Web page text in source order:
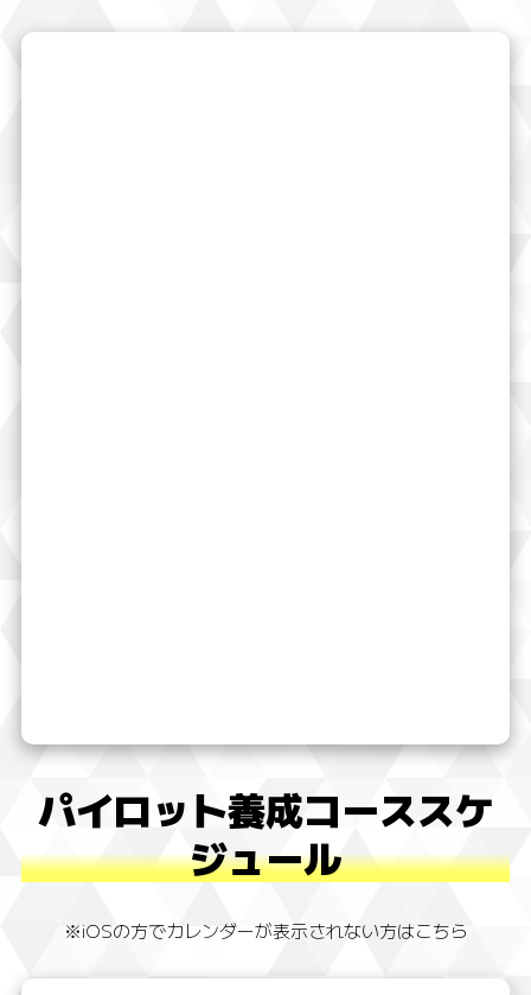
パイロット養成コーススケ
ジュール
※iOSの方でカレンダーが表示されない方はこちら